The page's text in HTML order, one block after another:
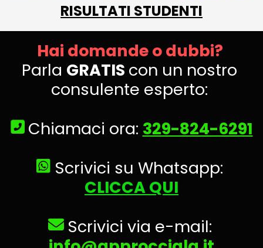
RISULTATI STUDENTI
Hai domande o dubbi?
Parla GRATIS con un nostro
consulente esperto:
Chiamaci ora: 329-824-6291
CLICCA QUI
Scrivici via e-mail: